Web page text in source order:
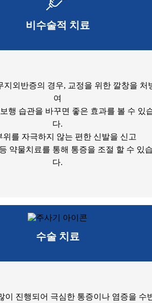
비수술적 치료
지외반증의 경우, 교정을 위한 깔창을 처
여
행 습관을 바꾸면 좋은 효과를 볼 수 있
다.
위를 자극하지 않는 편한 신발을 신고
약물치료를 통해 통증을 조절 할 수 있
다.
수술 치료
이 진행되어 극심한 통증이나 염증을 수